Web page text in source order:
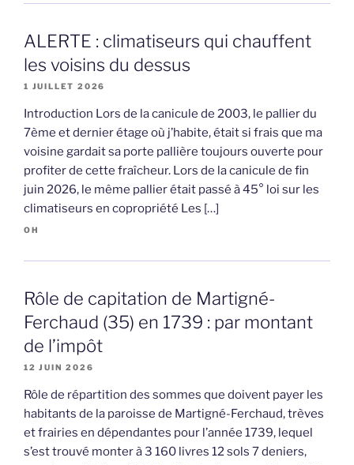
ALERTE : climatiseurs qui chauffent
les voisins du dessus
1 JUILLET 2026
Introduction Lors de la canicule de 2003, le pallier du
7ème et dernier étage où j’habite, était si frais que ma
voisine gardait sa porte pallière toujours ouverte pour
profiter de cette fraîcheur. Lors de la canicule de fin
juin 2026, le même pallier était passé à 45° loi sur les
climatiseurs en copropriété Les […]
OH
Rôle de capitation de Martigné-
Ferchaud (35) en 1739 : par montant
de l’impôt
12 JUIN 2026
Rôle de répartition des sommes que doivent payer les
habitants de la paroisse de Martigné-Ferchaud, trèves
et frairies en dépendantes pour l’année 1739, lequel
s’est trouvé monter à 3 160 livres 12 sols 7 deniers,